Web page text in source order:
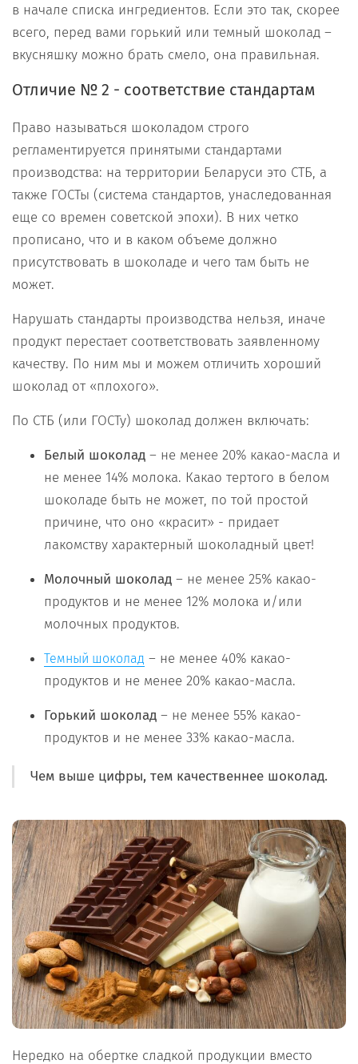
в начале списка ингредиентов. Если это так, скорее
всего, перед вами горький или темный шоколад –
вкусняшку можно брать смело, она правильная.
Отличие № 2 - соответствие стандартам
Право называться шоколадом строго
регламентируется принятыми стандартами
производства: на территории Беларуси это СТБ, а
также ГОСТы (система стандартов, унаследованная
еще со времен советской эпохи). В них четко
прописано, что и в каком объеме должно
присутствовать в шоколаде и чего там быть не
может.
Нарушать стандарты производства нельзя, иначе
продукт перестает соответствовать заявленному
качеству. По ним мы и можем отличить хороший
шоколад от «плохого».
По СТБ (или ГОСТу) шоколад должен включать:
Белый шоколад – не менее 20% какао-масла и
не менее 14% молока. Какао тертого в белом
шоколаде быть не может, по той простой
причине, что оно «красит» - придает
лакомству характерный шоколадный цвет!
Молочный шоколад – не менее 25% какао-
продуктов и не менее 12% молока и/или
молочных продуктов.
Темный шоколад – не менее 40% какао-
продуктов и не менее 20% какао-масла.
Горький шоколад – не менее 55% какао-
продуктов и не менее 33% какао-масла.
Чем выше цифры, тем качественнее шоколад.
Нередко на обертке сладкой продукции вместо